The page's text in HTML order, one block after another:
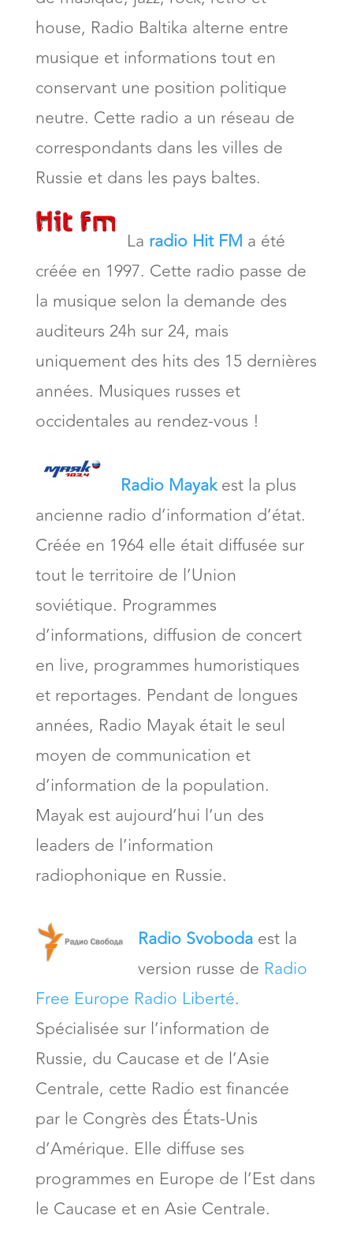
house, Radio Baltika alterne entre
musique et informations tout en
conservant une position politique
neutre. Cette radio a un réseau de
correspondants dans les villes de
Russie et dans les pays baltes.
La radio Hit FM a été
créée en 1997. Cette radio passe de
la musique selon la demande des
auditeurs 24h sur 24, mais
uniquement des hits des 15 dernières
années. Musiques russes et
occidentales au rendez-vous !
Radio Mayakest la plus
ancienne radio d’information d’état.
Créée en 1964 elle était diffusée sur
tout le territoire de l’Union
soviétique. Programmes
d’informations, diffusion de concert
en live, programmes humoristiques
et reportages. Pendant de longues
années, Radio Mayak était le seul
moyen de communication et
d’information de la population.
Mayak est aujourd’hui l’un des
leaders de l’information
radiophonique en Russie.
Radio Svobodaest la
version russe de Radio
Free Europe Radio Liberté.
Spécialisée sur l’information de
Russie, du Caucase et de l’Asie
Centrale, cette Radio est financée
par le Congrès des États-Unis
d’Amérique. Elle diffuse ses
programmes en Europe de l’Est dans
le Caucase et en Asie Centrale.